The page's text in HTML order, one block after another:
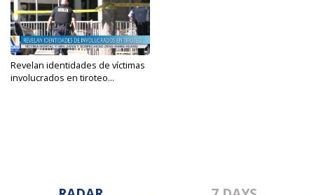
Revelan identidades de víctimas
involucrados en tiroteo...